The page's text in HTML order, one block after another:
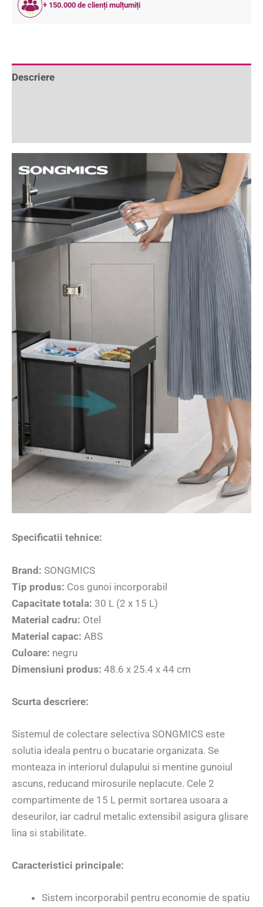
+ 150.000 de clienți mulțumiți
Descriere
Specificatii tehnice:
Brand: SONGMICS
Tip produs: Cos gunoi incorporabil
Capacitate totala: 30 L (2 x 15 L)
Material cadru: Otel
Material capac: ABS
Culoare: negru
Dimensiuni produs: 48.6 x 25.4 x 44 cm
Scurta descriere:
Sistemul de colectare selectiva SONGMICS este
solutia ideala pentru o bucatarie organizata. Se
monteaza in interiorul dulapului si mentine gunoiul
ascuns, reducand mirosurile neplacute. Cele 2
compartimente de 15 L permit sortarea usoara a
deseurilor, iar cadrul metalic extensibil asigura glisare
lina si stabilitate.
Caracteristici principale:
Sistem incorporabil pentru economie de spatiu